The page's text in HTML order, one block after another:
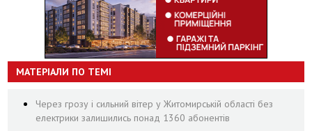
МАТЕРІАЛИ ПО ТЕМІ
Через грозу і сильний вітер у Житомирській області без
електрики залишились понад 1360 абонентів